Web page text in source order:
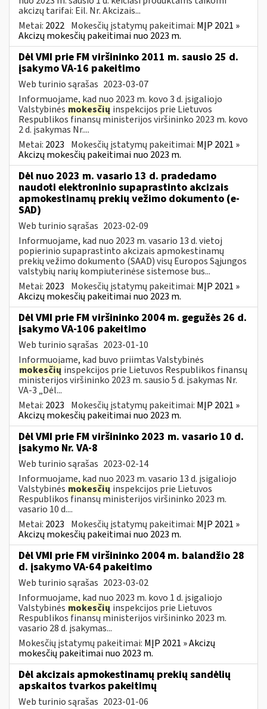
akcizų tarifai: Eil. Nr. Akcizais...
Metai: 2022 Mokesčių įstatymų pakeitimai: MĮP 2021 »
Akcizų mokesčių pakeitimai nuo 2023 m.
Dėl VMI prie FM viršininko 2011 m. sausio 25 d.
įsakymo VA-16 pakeitimo
Web turinio sąrašas 2023-03-07
Informuojame, kad nuo 2023 m. kovo 3 d. įsigaliojo
Valstybinės mokesčių inspekcijos prie Lietuvos
Respublikos finansų ministerijos viršininko 2023 m. kovo
2 d. įsakymas Nr....
Metai: 2023 Mokesčių įstatymų pakeitimai: MĮP 2021 »
Akcizų mokesčių pakeitimai nuo 2023 m.
Dėl nuo 2023 m. vasario 13 d. pradedamo
naudoti elektroninio supaprastinto akcizais
apmokestinamų prekių vežimo dokumento (e-
SAD)
Web turinio sąrašas 2023-02-09
Informuojame, kad nuo 2023 m. vasario 13 d. vietoj
popierinio supaprastinto akcizais apmokestinamų
prekių vežimo dokumento (SAAD) visų Europos Sąjungos
valstybių narių kompiuterinėse sistemose bus...
Metai: 2023 Mokesčių įstatymų pakeitimai: MĮP 2021 »
Akcizų mokesčių pakeitimai nuo 2023 m.
Dėl VMI prie FM viršininko 2004 m. gegužės 26 d.
įsakymo VA-106 pakeitimo
Web turinio sąrašas 2023-01-10
Informuojame, kad buvo priimtas Valstybinės
mokesčių inspekcijos prie Lietuvos Respublikos finansų
ministerijos viršininko 2023 m. sausio 5 d. įsakymas Nr.
VA-3 „Dėl...
Metai: 2023 Mokesčių įstatymų pakeitimai: MĮP 2021 »
Akcizų mokesčių pakeitimai nuo 2023 m.
Dėl VMI prie FM viršininko 2023 m. vasario 10 d.
įsakymo Nr. VA-8
Web turinio sąrašas 2023-02-14
Informuojame, kad nuo 2023 m. vasario 13 d. įsigaliojo
Valstybinės mokesčių inspekcijos prie Lietuvos
Respublikos finansų ministerijos viršininko 2023 m.
vasario 10 d....
Metai: 2023 Mokesčių įstatymų pakeitimai: MĮP 2021 »
Akcizų mokesčių pakeitimai nuo 2023 m.
Dėl VMI prie FM viršininko 2004 m. balandžio 28
d. įsakymo VA-64 pakeitimo
Web turinio sąrašas 2023-03-02
Informuojame, kad nuo 2023 m. kovo 1 d. įsigaliojo
Valstybinės mokesčių inspekcijos prie Lietuvos
Respublikos finansų ministerijos viršininko 2023 m.
vasario 28 d. įsakymas...
Mokesčių įstatymų pakeitimai: MĮP 2021 » Akcizų
mokesčių pakeitimai nuo 2023 m.
Dėl akcizais apmokestinamų prekių sandėlių
apskaitos tvarkos pakeitimų
Web turinio sąrašas 2023-01-06